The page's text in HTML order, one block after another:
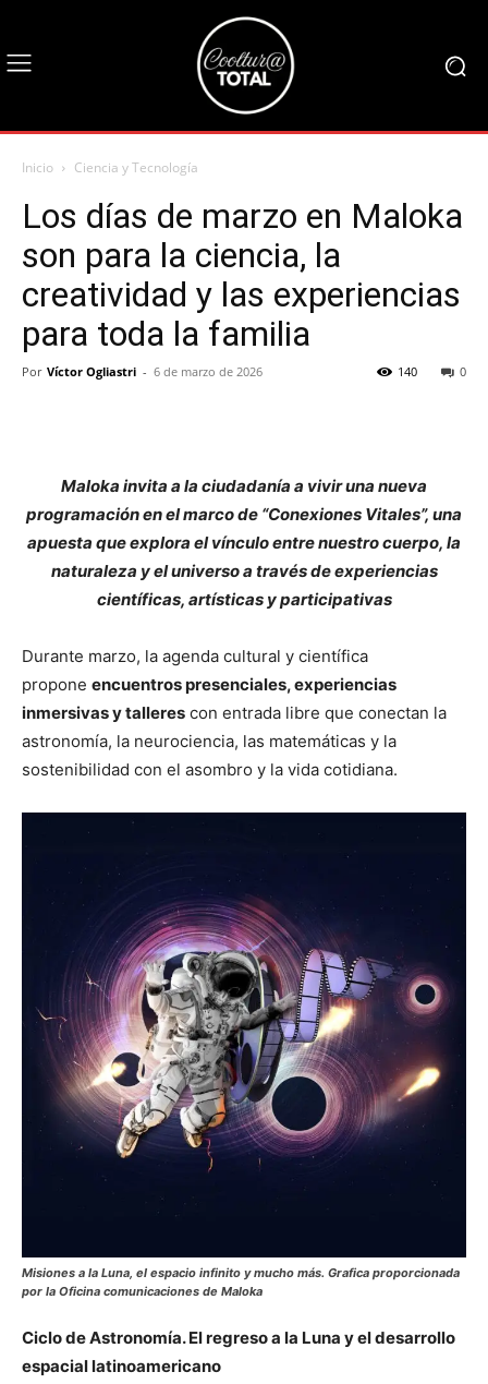
Inicio Ciencia y Tecnología
Los días de marzo en Maloka
son para la ciencia, la
creatividad y las experiencias
para toda la familia
Por Víctor Ogliastri - 6 de marzo de 2026 0
140
Maloka invita a la ciudadanía a vivir una nueva
programación en el marco de “Conexiones Vitales”, una
apuesta que explora el vínculo entre nuestro cuerpo, la
naturaleza y el universo a través de experiencias
científicas, artísticas y participativas
Durante marzo, la agenda cultural y científica
propone encuentros presenciales, experiencias
inmersivas y talleres con entrada libre que conectan la
astronomía, la neurociencia, las matemáticas y la
sostenibilidad con el asombro y la vida cotidiana.
Misiones a la Luna, el espacio infinito y mucho más. Grafica proporcionada
por la Oficina comunicaciones de Maloka
Ciclo de Astronomía. El regreso a la Luna y el desarrollo
espacial latinoamericano